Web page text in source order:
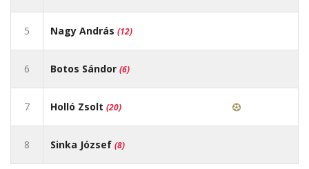
5 Nagy András (12)
6 Botos Sándor (6)
7 Holló Zsolt (20)
8 Sinka József (8)